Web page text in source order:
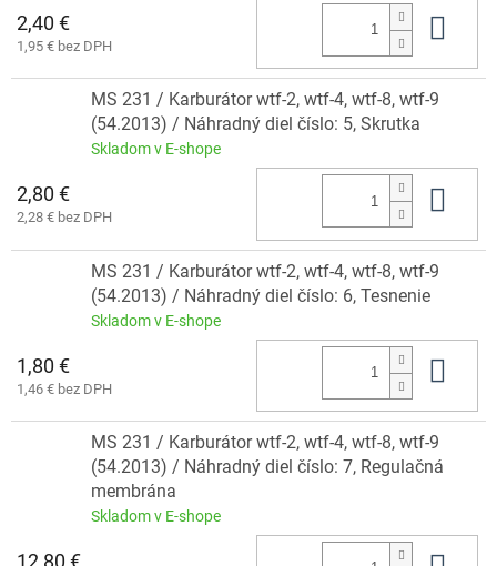
2,40 €
1,95 € bez DPH
MS 231 / Karburátor wtf-2, wtf-4, wtf-8, wtf-9
(54.2013) / Náhradný diel číslo: 5, Skrutka
Skladom v E-shope
2,80 €
2,28 € bez DPH
MS 231 / Karburátor wtf-2, wtf-4, wtf-8, wtf-9
(54.2013) / Náhradný diel číslo: 6, Tesnenie
Skladom v E-shope
1,80 €
1,46 € bez DPH
MS 231 / Karburátor wtf-2, wtf-4, wtf-8, wtf-9
(54.2013) / Náhradný diel číslo: 7, Regulačná
membrána
Skladom v E-shope
12,80 €